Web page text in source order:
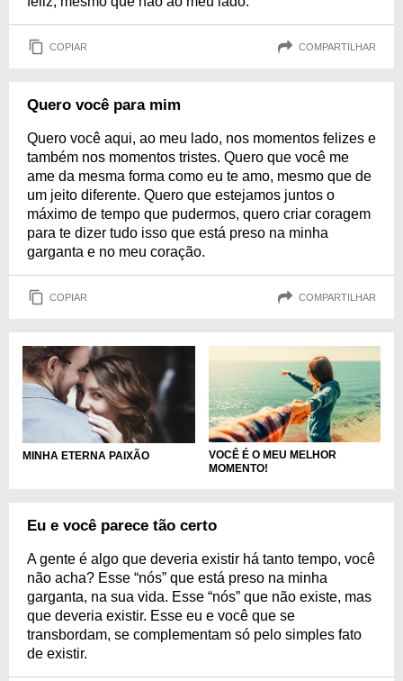
COPIAR COMPARTILHAR
Quero você para mim
Quero você aqui, ao meu lado, nos momentos felizes e
também nos momentos tristes. Quero que você me
ame da mesma forma como eu te amo, mesmo que de
um jeito diferente. Quero que estejamos juntos o
máximo de tempo que pudermos, quero criar coragem
para te dizer tudo isso que está preso na minha
garganta e no meu coração.
COPIAR COMPARTILHAR
MINHA ETERNA PAIXÃO
VOCÊ É O MEU MELHOR
MOMENTO!
Eu e você parece tão certo
A gente é algo que deveria existir há tanto tempo, você
não acha? Esse “nós” que está preso na minha
garganta, na sua vida. Esse “nós” que não existe, mas
que deveria existir. Esse eu e você que se
transbordam, se complementam só pelo simples fato
de existir.